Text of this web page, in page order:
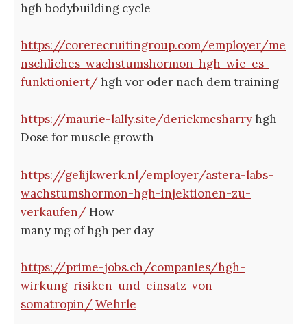
hgh bodybuilding cycle
https://corerecruitingroup.com/employer/me
nschliches-wachstumshormon-hgh-wie-es-
funktioniert/hgh vor oder nach dem training
https://maurie-lally.site/derickmcsharryhgh
Dose for muscle growth
https://gelijkwerk.nl/employer/astera-labs-
wachstumshormon-hgh-injektionen-zu-
verkaufen/How
many mg of hgh per day
https://prime-jobs.ch/companies/hgh-
wirkung-risiken-und-einsatz-von-
somatropin/Wehrle